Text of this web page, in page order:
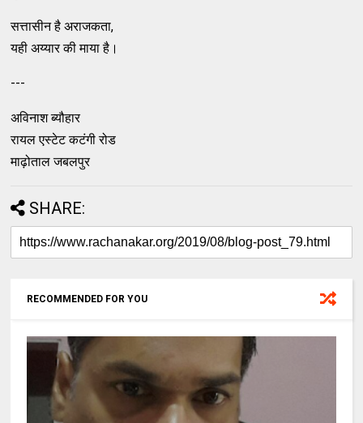
सत्तासीन है अराजकता,
यही अय्यार की माया है।
---
अविनाश ब्यौहार
रायल एस्टेट कटंगी रोड
माढ़ोताल जबलपुर
SHARE:
RECOMMENDED FOR YOU